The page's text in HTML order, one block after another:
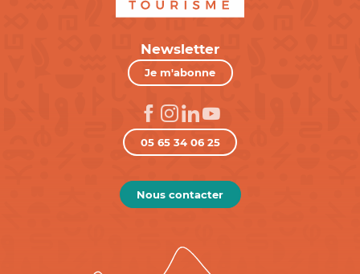
Newsletter
Je m'abonne
05 65 34 06 25
Nous contacter